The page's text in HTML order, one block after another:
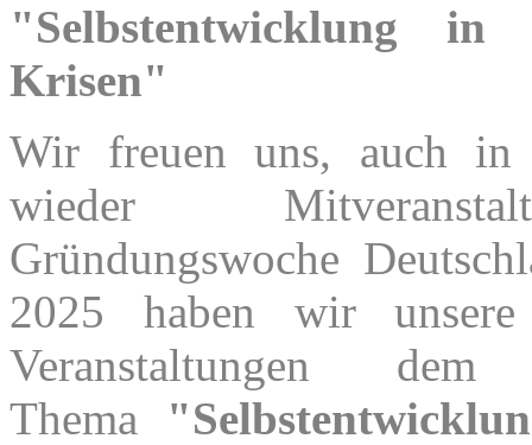
"Selbstentwicklung
Krisen"
Wir freuen uns, auch in
wieder
Gründungswoche
2025 haben wir unsere
Veranstaltungen dem
Thema